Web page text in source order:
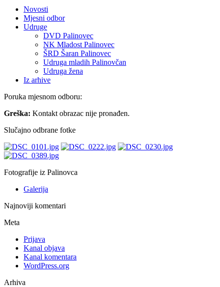
Novosti
Mjesni odbor
Udruge
DVD Palinovec
NK Mladost Palinovec
ŠRD Šaran Palinovec
Udruga mladih Palinovčan
Udruga žena
Iz arhive
Poruka mjesnom odboru:
Greška: Kontakt obrazac nije pronađen.
Slučajno odbrane fotke
Fotografije iz Palinovca
Galerija
Najnoviji komentari
Meta
Prijava
Kanal objava
Kanal komentara
WordPress.org
Arhiva